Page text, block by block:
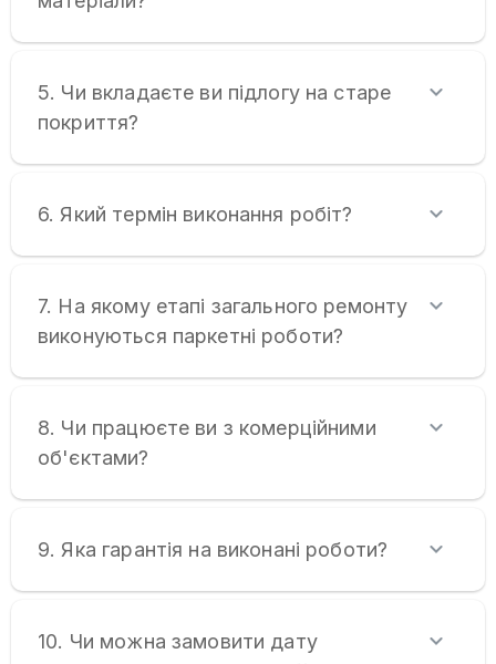
5. Чи вкладаєте ви підлогу на старе
покриття?
6. Який термін виконання робіт?
7. На якому етапі загального ремонту
виконуються паркетні роботи?
8. Чи працюєте ви з комерційними
об'єктами?
9. Яка гарантія на виконані роботи?
10. Чи можна замовити дату